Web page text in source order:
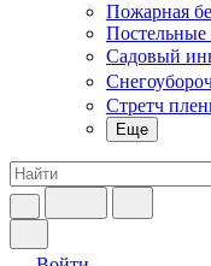
Пожарная
Постельные
Садовый
Стретч
Еще